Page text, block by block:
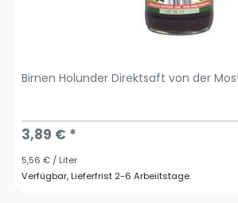
Birnen Holunder Direktsaft von der
3,89 € *
5,56 € / Liter
Verfügbar, Lieferfrist 2-6 Arbeiitstage.